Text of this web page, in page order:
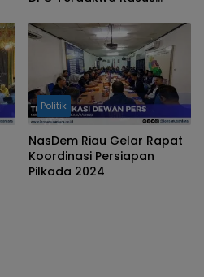
2018
Politik
NasDem Riau Gelar Rapat
Koordinasi Persiapan
Pilkada 2024